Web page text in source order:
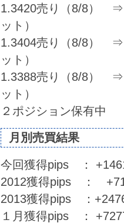
1.3420売り（8/8） ⇒
ット）
1.3404売り（8/8） ⇒
ット）
1.3388売り（8/8） ⇒
ット）
２ポジション保有中
月別売買結果
今回獲得pips ：
2012獲得pips ：
2013獲得pips ：
１月獲得pips ：